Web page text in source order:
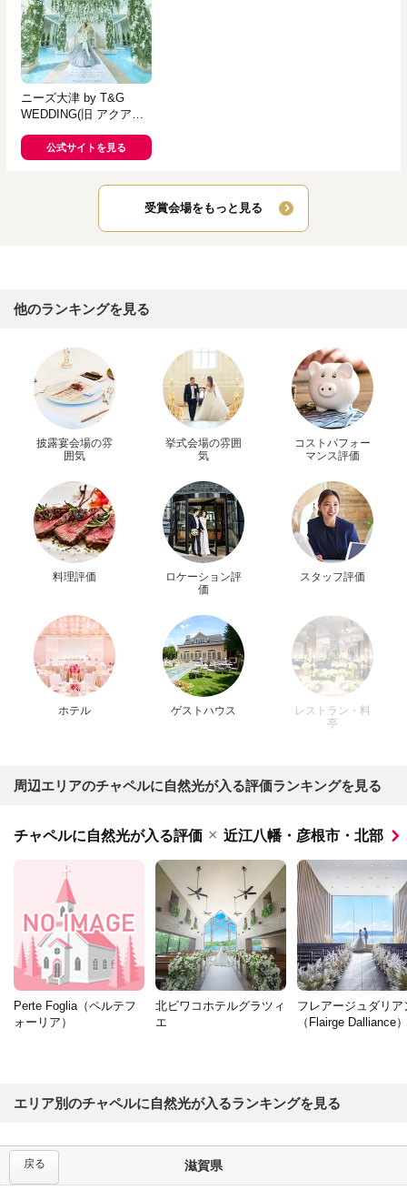
ニーズ大津 by T&G
WEDDING(旧 アクアテ
公式サイトを見る
受賞会場をもっと見る
他のランキングを見る
披露宴会場の雰
囲気
挙式会場の雰囲
気
コストパフォー
マンス評価
料理評価
ロケーション評
価
スタッフ評価
ホテル ゲストハウス
レストラン・料
亭
周辺エリアのチャペルに自然光が入る評価ランキングを見る
チャペルに自然光が入る評価 × 近江八幡・彦根市・北部
Perte Foglia（ペルテフ
ォーリア）
北ビワコホテルグラツィ
エ
フレアージュダリア
（Flairge Dalliance）
エリア別のチャペルに自然光が入るランキングを見る
滋賀県
戻る